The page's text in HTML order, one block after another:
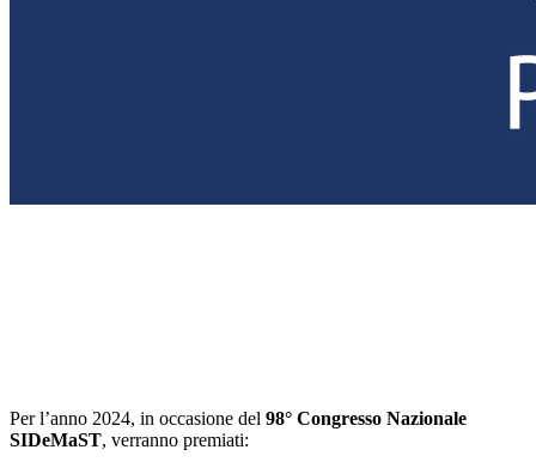
Per l’anno 2024, in occasione del 98° Congresso Nazionale
SIDeMaST, verranno premiati: